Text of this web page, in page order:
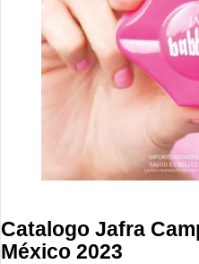
Catalogo Jafra
México 2023